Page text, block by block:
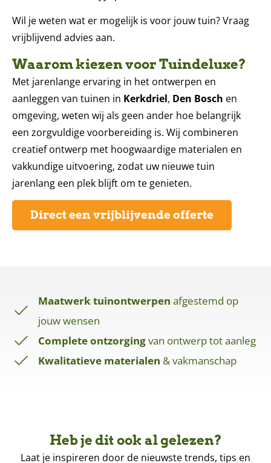
Wil je weten wat er mogelijk is voor jouw tuin? Vraag
vrijblijvend advies aan.
Waarom kiezen voor Tuindeluxe?
Met jarenlange ervaring in het ontwerpen en
aanleggen van tuinen in Kerkdriel, Den Bosch en
omgeving, weten wij als geen ander hoe belangrijk
een zorgvuldige voorbereiding is. Wij combineren
creatief ontwerp met hoogwaardige materialen en
vakkundige uitvoering, zodat uw nieuwe tuin
jarenlang een plek blijft om te genieten.
Direct een vrijblijvende offerte
Maatwerk tuinontwerpen afgestemd op
jouw wensen
Complete ontzorgingvan ontwerp tot aanleg
Kwalitatieve materialen & vakmanschap
Heb je dit ook al gelezen?
Laat je inspireren door de nieuwste trends, tips en